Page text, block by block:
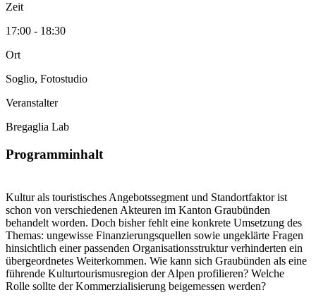
Zeit
17:00 - 18:30
Ort
Soglio, Fotostudio
Veranstalter
Bregaglia Lab
Programminhalt
Kultur als touristisches Angebotssegment und Standortfaktor ist
schon von verschiedenen Akteuren im Kanton Graubünden
behandelt worden. Doch bisher fehlt eine konkrete Umsetzung des
Themas: ungewisse Finanzierungsquellen sowie ungeklärte Fragen
hinsichtlich einer passenden Organisationsstruktur verhinderten ein
übergeordnetes Weiterkommen. Wie kann sich Graubünden als eine
führende Kulturtourismusregion der Alpen profilieren? Welche
Rolle sollte der Kommerzialisierung beigemessen werden?